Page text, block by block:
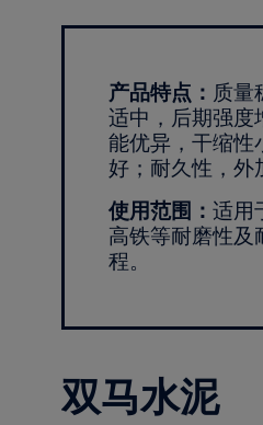
产品特点： 质量
适中，后期强度
能优异，干缩性
好；耐久性，外
使用范围： 适用
高铁等耐磨性及
程。
双马水泥